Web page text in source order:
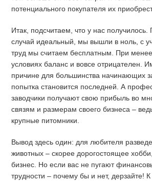
потенциального покупателя их
Итак, подсчитаем, что у нас получилось.
случай идеальный, мы вышли в ноль, с
труд мы считаем бесплатным. При
условиях баланс и вовсе отрицателен.
причине для большинства начинающих
попытка становится последней. А
заводчики получают свою прибыль во
связям и размерам своего бизнеса –
крупные питомники.
Вывод здесь один: для любителя
животных – скорее дорогостоящее
бизнес. Но если вас не пугают
трудности – почему бы и нет, дерзайте!